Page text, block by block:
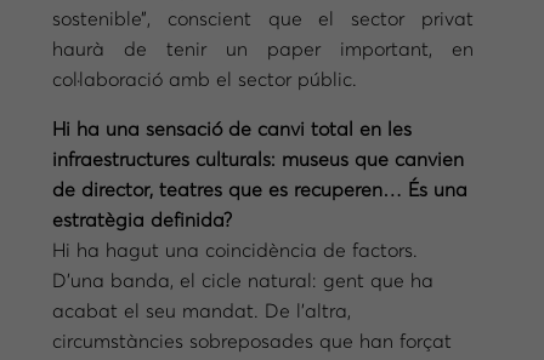
sostenible”, conscient que el sector privat
haurà de tenir un paper important, en
col·laboració amb el sector públic.
Hi ha una sensació de canvi total en les
infraestructures culturals: museus que canvien
de director, teatres que es recuperen… És una
estratègia definida?
Hi ha hagut una coincidència de factors.
D’una banda, el cicle natural: gent que ha
acabat el seu mandat. De l’altra,
circumstàncies sobreposades que han forçat